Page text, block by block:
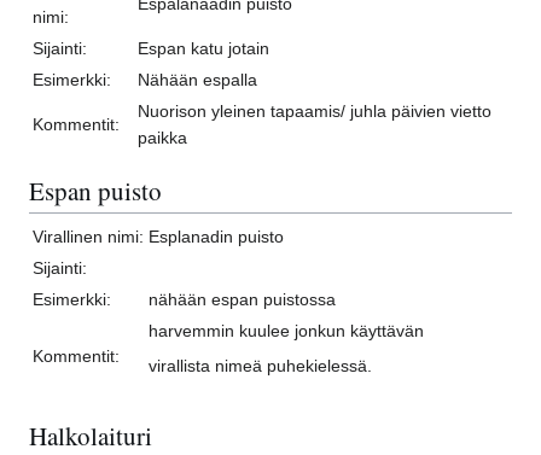
nimi:
Espalanaadin puisto
Sijainti:
Espan katu jotain
Esimerkki:
Nähään espalla
Kommentit:
Nuorison yleinen tapaamis/ juhla päivien vietto
paikka
Espan puisto
Virallinen nimi: Esplanadin puisto
Sijainti:
Esimerkki:
nähään espan puistossa
Kommentit:
harvemmin kuulee jonkun käyttävän
virallista nimeä puhekielessä.
Halkolaituri